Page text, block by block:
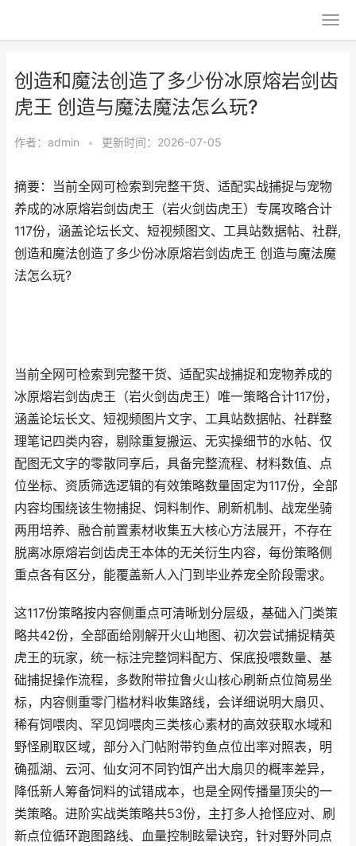
创造和魔法创造了多少份冰原熔岩剑齿
虎王 创造与魔法魔法怎么玩?
作者： admin • 更新时间：2026-07-05
摘要：当前全网可检索到完整干货、适配实战捕捉与宠物
养成的冰原熔岩剑齿虎王（岩火剑齿虎王）专属攻略合计
117份，涵盖论坛长文、短视频图文、工具站数据帖、社群,
创造和魔法创造了多少份冰原熔岩剑齿虎王 创造与魔法魔
法怎么玩?
当前全网可检索到完整干货、适配实战捕捉和宠物养成的
冰原熔岩剑齿虎王（岩火剑齿虎王）唯一策略合计117份，
涵盖论坛长文、短视频图片文字、工具站数据帖、社群整
理笔记四类内容，剔除重复搬运、无实操细节的水帖、仅
配图无文字的零散同享后，具备完整流程、材料数值、点
位坐标、资质筛选逻辑的有效策略数量固定为117份，全部
内容均围绕该生物捕捉、饲料制作、刷新机制、战宠坐骑
两用培养、融合前置素材收集五大核心方法展开，不存在
脱离冰原熔岩剑齿虎王本体的无关衍生内容，每份策略侧
重点各有区分，能覆盖新人入门到毕业养宠全阶段需求。
这117份策略按内容侧重点可清晰划分层级，基础入门类策
略共42份，全部面给刚解开火山地图、初次尝试捕捉精英
虎王的玩家，统一标注完整饲料配方、保底投喂数量、基
础捕捉操作流程，多数附带拉鲁火山核心刷新点位简易坐
标，内容侧重零门槛材料收集路线，会详细说明大扇贝、
稀有饲喂肉、罕见饲喂肉三类核心素材的高效获取水域和
野怪刷取区域，部分入门帖附带钓鱼点位出率对照表，明
确孤湖、云河、仙女河不同钓饵产出大扇贝的概率差异，
降低新人筹备饲料的试错成本，也是全网传播量顶尖的一
类策略。进阶实战类策略共53份，主打多人抢怪应对、刷
新点位循环跑图路线、血量控制眩晕诀窍，针对野外同点